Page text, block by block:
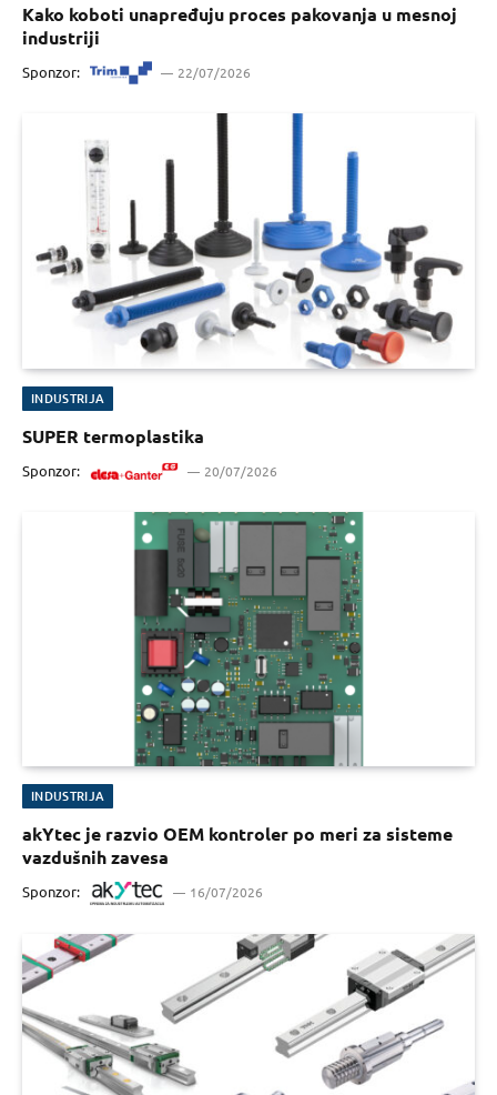
Kako koboti unapređuju proces pakovanja u mesnoj
industriji
Sponzor: 22/07/2026
INDUSTRIJA
SUPER termoplastika
Sponzor: 20/07/2026
INDUSTRIJA
akYtec je razvio OEM kontroler po meri za sisteme
vazdušnih zavesa
Sponzor: 16/07/2026